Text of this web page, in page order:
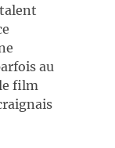
au
film